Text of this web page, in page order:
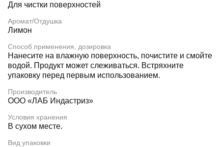
Для чистки поверхностей
Аромат/Отдушка
Лимон
Способ применения, дозировка
Нанесите на влажную поверхность, почистите и смойте
водой. Продукт может слеживаться. Встряхните
упаковку перед первым использованием.
Производитель
OOO «ЛАБ Индастриз»
Условия хранения
В сухом месте.
Вид упаковки